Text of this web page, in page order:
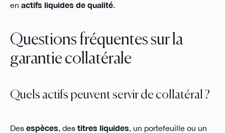
en actifs liquides de qualité.
Questions fréquentes sur la
garantie collatérale
Quels actifs peuvent servir de collatéral ?
Des espèces , des titres liquides , un portefeuille ou un